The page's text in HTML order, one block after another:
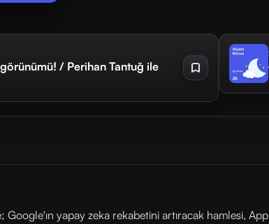
/ Perihan Tantuğ ile
yapay zeka rekabetini artıracak hamlesi,